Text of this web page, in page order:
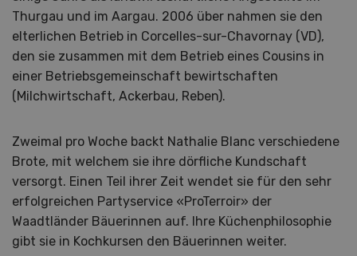
Thurgau und im Aargau. 2006 über nahmen sie den
elterlichen Betrieb in Corcelles-sur-Chavornay (VD),
den sie zusammen mit dem Betrieb eines Cousins in
einer Betriebsgemeinschaft bewirtschaften
(Milchwirtschaft, Ackerbau, Reben).
Zweimal pro Woche backt Nathalie Blanc verschiedene
Brote, mit welchem sie ihre dörfliche Kundschaft
versorgt. Einen Teil ihrer Zeit wendet sie für den sehr
erfolgreichen Partyservice «ProTerroir» der
Waadtländer Bäuerinnen auf. Ihre Küchenphilosophie
gibt sie in Kochkursen den Bäuerinnen weiter.